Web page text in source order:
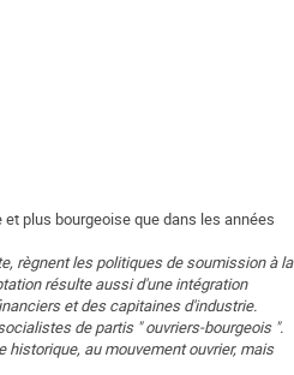
plus bourgeoise que dans les années
règnent les politiques de soumission à la
résulte aussi d'une intégration
et des capitaines d'industrie.
de partis " ouvriers-bourgeois ".
historique, au mouvement ouvrier, mais